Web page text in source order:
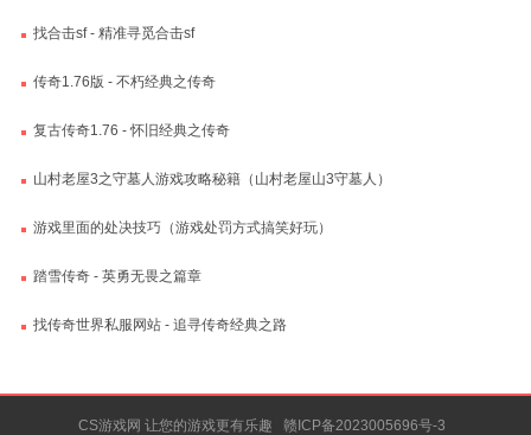
找合击sf - 精准寻觅合击sf
传奇1.76版 - 不朽经典之传奇
复古传奇1.76 - 怀旧经典之传奇
山村老屋3之守墓人游戏攻略秘籍（山村老屋山3守墓人）
游戏里面的处决技巧（游戏处罚方式搞笑好玩）
踏雪传奇 - 英勇无畏之篇章
找传奇世界私服网站 - 追寻传奇经典之路
CS游戏网 让您的游戏更有乐趣 赣ICP备2023005696号-3